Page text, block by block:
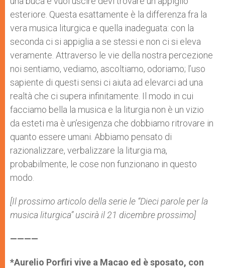
esteriore. Questa esattamente è la differenza fra la
vera musica liturgica e quella inadeguata: con la
seconda ci si appiglia a se stessi e non ci si eleva
veramente. Attraverso le vie della nostra percezione
noi sentiamo, vediamo, ascoltiamo, odoriamo; l’uso
sapiente di questi sensi ci aiuta ad elevarci ad una
realtà che ci supera infinitamente. Il modo in cui
facciamo bella la musica e la liturgia non è un vizio
da esteti ma è un’esigenza che dobbiamo ritrovare in
quanto essere umani. Abbiamo pensato di
razionalizzare, verbalizzare la liturgia ma,
probabilmente, le cose non funzionano in questo
modo.
[Il prossimo articolo della serie le “Dieci parole per la
musica liturgica” uscirà il 21 dicembre prossimo]
————
*Aurelio Porfiri vive a Macao ed è sposato, con